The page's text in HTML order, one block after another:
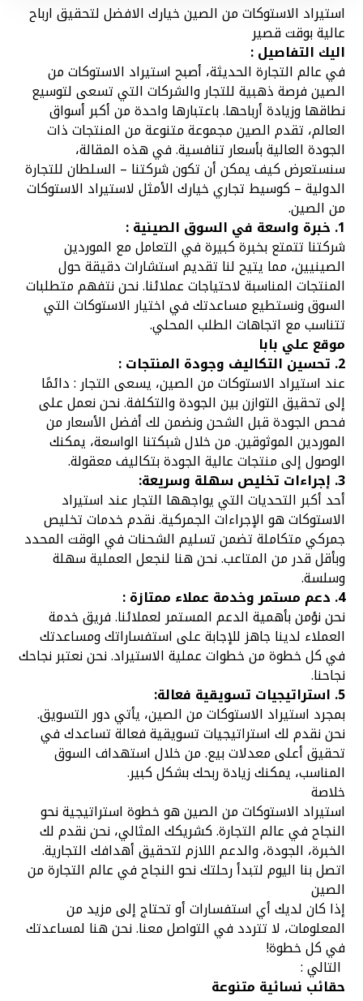
استيراد الاستوكات من الصين خيارك الافضل لتحقيق ارباح
عالية بوقت قصير
اليك التفاصيل :
في عالم التجارة الحديثة، أصبح استيراد الاستوكات من
الصين فرصة ذهبية للتجار والشركات التي تسعى لتوسيع
نطاقها وزيادة أرباحها. باعتبارها واحدة من أكبر أسواق
العالم، تقدم الصين مجموعة متنوعة من المنتجات ذات
الجودة العالية بأسعار تنافسية. في هذه المقالة،
سنستعرض كيف يمكن أن تكون شركتنا – السلطان للتجارة
الدولية – كوسيط تجاري خيارك الأمثل لاستيراد الاستوكات
من الصين.
1. خبرة واسعة في السوق الصينية :
شركتنا تتمتع بخبرة كبيرة في التعامل مع الموردين
الصينيين، مما يتيح لنا تقديم استشارات دقيقة حول
المنتجات المناسبة لاحتياجات عملائنا. نحن نتفهم متطلبات
السوق ونستطيع مساعدتك في اختيار الاستوكات التي
تتناسب مع اتجاهات الطلب المحلي.
موقع علي بابا
2. تحسين التكاليف وجودة المنتجات :
عند استيراد الاستوكات من الصين، يسعى التجار : دائمًا
إلى تحقيق التوازن بين الجودة والتكلفة. نحن نعمل على
فحص الجودة قبل الشحن ونضمن لك أفضل الأسعار من
الموردين الموثوقين. من خلال شبكتنا الواسعة، يمكنك
الوصول إلى منتجات عالية الجودة بتكاليف معقولة.
3. إجراءات تخليص سهلة وسريعة:
أحد أكبر التحديات التي يواجهها التجار عند استيراد
الاستوكات هو الإجراءات الجمركية. نقدم خدمات تخليص
جمركي متكاملة تضمن تسليم الشحنات في الوقت المحدد
وبأقل قدر من المتاعب. نحن هنا لنجعل العملية سهلة
وسلسة.
4. دعم مستمر وخدمة عملاء ممتازة :
نحن نؤمن بأهمية الدعم المستمر لعملائنا. فريق خدمة
العملاء لدينا جاهز للإجابة على استفساراتك ومساعدتك
في كل خطوة من خطوات عملية الاستيراد. نحن نعتبر نجاحك
نجاحنا.
5. استراتيجيات تسويقية فعالة:
بمجرد استيراد الاستوكات من الصين، يأتي دور التسويق.
نحن نقدم لك استراتيجيات تسويقية فعالة تساعدك في
تحقيق أعلى معدلات بيع. من خلال استهداف السوق
المناسب، يمكنك زيادة ربحك بشكل كبير.
خلاصة
استيراد الاستوكات من الصين هو خطوة استراتيجية نحو
النجاح في عالم التجارة. كشريكك المثالي، نحن نقدم لك
الخبرة، الجودة، والدعم اللازم لتحقيق أهدافك التجارية.
اتصل بنا اليوم لتبدأ رحلتك نحو النجاح في عالم التجارة من
الصين
إذا كان لديك أي استفسارات أو تحتاج إلى مزيد من
المعلومات، لا تتردد في التواصل معنا. نحن هنا لمساعدتك
في كل خطوة!
التالي :
حقائب نسائية متنوعة